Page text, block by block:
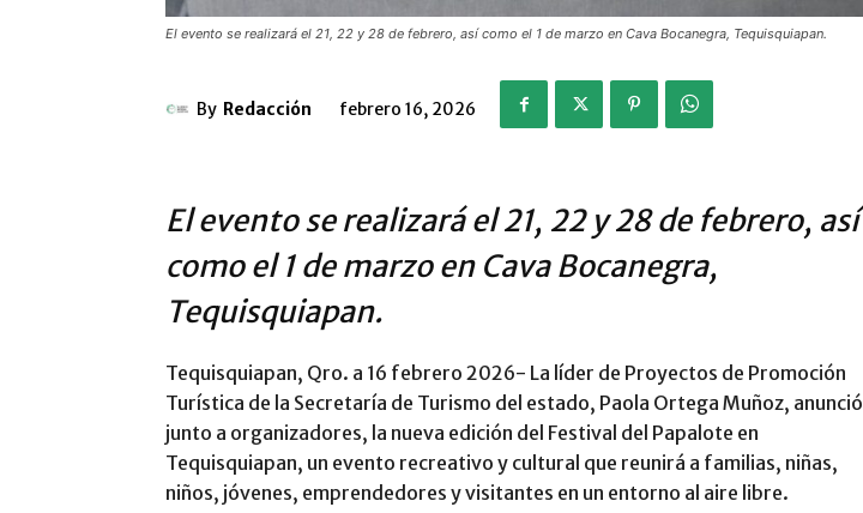
El evento se realizará el 21, 22 y 28 de febrero, así como el 1 de marzo en Cava Bocanegra, Tequisquiapan.
By Redacción febrero 16, 2026
El evento se realizará el 21, 22 y 28 de febrero, así
como el 1 de marzo en Cava Bocanegra,
Tequisquiapan.
Tequisquiapan, Qro. a 16 febrero 2026- La líder de Proyectos de Promoción
Turística de la Secretaría de Turismo del estado, Paola Ortega Muñoz, anunció
junto a organizadores, la nueva edición del Festival del Papalote en
Tequisquiapan, un evento recreativo y cultural que reunirá a familias, niñas,
niños, jóvenes, emprendedores y visitantes en un entorno al aire libre.